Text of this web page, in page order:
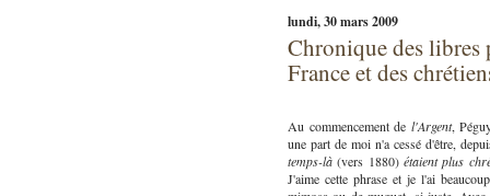
lundi, 30 mars 2009
Chronique des libres
France et des
Au commencement de l'Argent,
une part de moi n'a cessé d'être,
temps-là (vers 1880) étaient plus
J'aime cette phrase et je l'ai